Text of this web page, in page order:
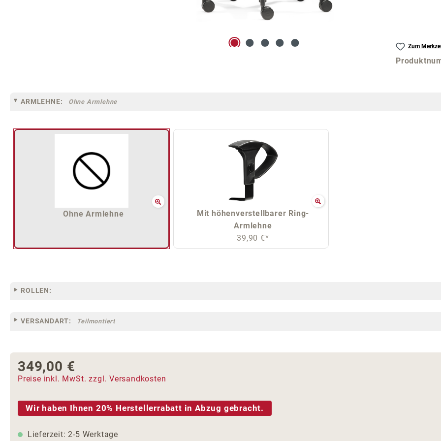
Zum
ARMLEHNE: Ohne Armlehne
Ohne Armlehne
Mit höhenverstellbarer Ring-
Armlehne
39,90 €*
ROLLEN:
VERSANDART: Teilmontiert
Regulärer Preis:
349,00 €
Preise inkl. MwSt. zzgl. Versandkosten
Wir haben Ihnen 20% Herstellerrabatt in Abzug gebracht.
Lieferzeit: 2-5 Werktage